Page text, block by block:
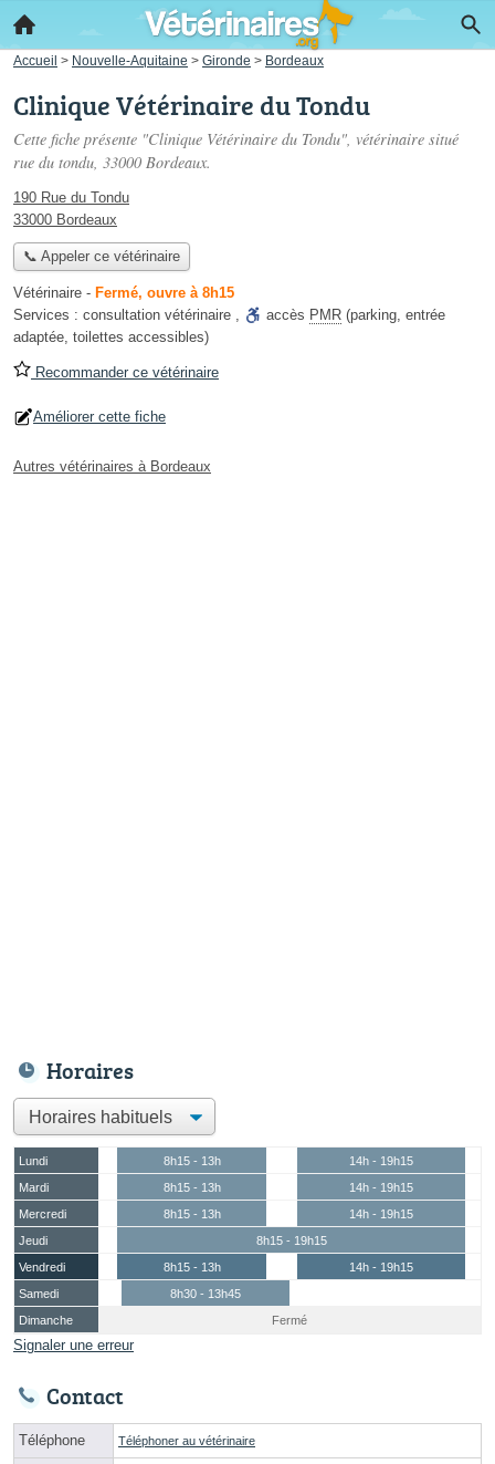
Accueil > Nouvelle-Aquitaine > Gironde > Bordeaux
Clinique Vétérinaire du Tondu
Cette fiche présente "Clinique Vétérinaire du Tondu", vétérinaire situé
rue du tondu, 33000 Bordeaux.
190 Rue du Tondu
33000 Bordeaux
📞 Appeler ce vétérinaire
Vétérinaire - Fermé, ouvre à 8h15
Services : consultation vétérinaire , accès PMR (parking, entrée
adaptée, toilettes accessibles)
Recommander ce vétérinaire
Améliorer cette fiche
Autres vétérinaires à Bordeaux
Horaires
Lundi 8h15 - 13h
14h - 19h15
Mardi
8h15 - 13h
14h - 19h15
Mercredi
8h15 - 13h
14h - 19h15
Jeudi
8h15 - 19h15
Vendredi
8h15 - 13h
14h - 19h15
Samedi
8h30 - 13h45
Dimanche
Fermé
Signaler une erreur
Contact
Téléphone Téléphoner au vétérinaire